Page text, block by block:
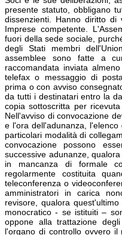
presente statuto, obbligano
dissenzienti. Hanno diritto
Imprese competente.
fuori della sede sociale,
degli Stati membri
assemblee sono fatte a
raccomandata inviata
telefax o messaggio di
prima o con avviso
da tutti i destinatari entro la
copia sottoscritta per
Nell'avviso di convocazione
e l'ora dell'adunanza,
particolari modalità di
convocazione possono
successive adunanze,
in mancanza di formale
regolarmente costituita
teleconferenza o
amministratori in carica
revisore, qualora
monocratico - se istituiti –
oppone alla trattazione
l'organo di controllo ovvero il